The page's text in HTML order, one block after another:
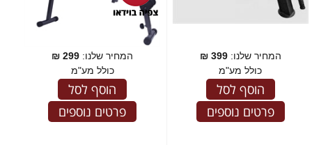
המחיר שלנו:399
₪
כולל מע"מ
הוסף לסל
פרטים נוספים
המחיר שלנו: 299
₪
כולל מע"מ
הוסף לסל
פרטים נוספים